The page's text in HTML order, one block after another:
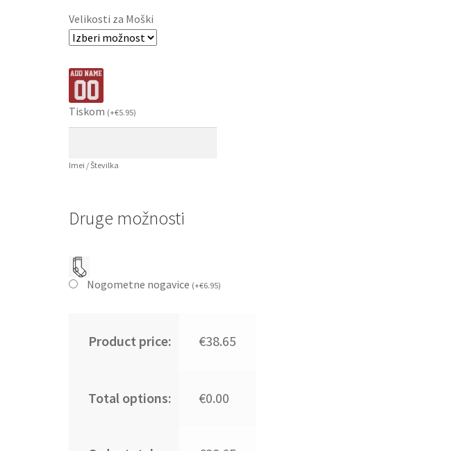
Velikosti za Moški
Tiskom (+€5.95)
Imei / Številka
Druge možnosti
Nogometne nogavice (+€6.95)
Product price: €38.65
Total options: €0.00